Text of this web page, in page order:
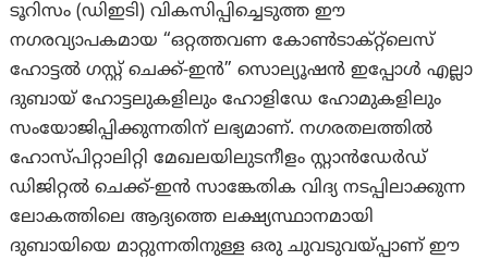
ടൂറിസം (ഡിഇടി) വികസിപ്പിച്ചെടുത്ത ഈ
നഗരവ്യാപകമായ “ഒറ്റത്തവണ കോൺടാക്റ്റ്‌ലെസ്
ഹോട്ടൽ ഗസ്റ്റ് ചെക്ക്-ഇൻ” സൊല്യൂഷൻ ഇപ്പോൾ എല്ലാ
ദുബായ് ഹോട്ടലുകളിലും ഹോളിഡേ ഹോമുകളിലും
സംയോജിപ്പിക്കുന്നതിന് ലഭ്യമാണ്. നഗരതലത്തിൽ
ഹോസ്പിറ്റാലിറ്റി മേഖലയിലുടനീളം സ്റ്റാൻഡേർഡ്
ഡിജിറ്റൽ ചെക്ക്-ഇൻ സാങ്കേതിക വിദ്യ നടപ്പിലാക്കുന്ന
ലോകത്തിലെ ആദ്യത്തെ ലക്ഷ്യസ്ഥാനമായി
ദുബായിയെ മാറ്റുന്നതിനുള്ള ഒരു ചുവടുവയ്പ്പാണ് ഈ